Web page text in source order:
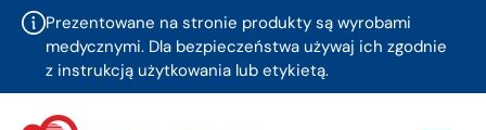
Prezentowane na stronie produkty są wyrobami
medycznymi. Dla bezpieczeństwa używaj ich zgodnie
z instrukcją użytkowania lub etykietą.